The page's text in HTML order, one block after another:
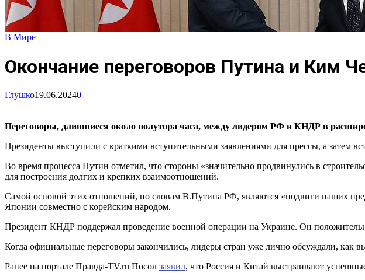
В Мире
Окончание переговоров Путина и Ким
Глушко19.06.20240
Переговоры, длившиеся около полутора часа, между лидером РФ и КНДР в
Президенты выступили с краткими вступительными заявлениями для прессы, а затем
Во время процесса Путин отметил, что стороны «значительно продвинулись в
для построения долгих и крепких взаимоотношений.
Самой основой этих отношений, по словам В.Путина РФ, являются «подвиги наших
Японии совместно с корейским народом.
Президент КНДР поддержал проведение военной операции на Украине. Он
Когда официальные переговоры закончились, лидеры стран уже лично обсуждали, как
Ранее на портале Правда-TV.ru Посол заявил, что Россия и Китай выстраивают